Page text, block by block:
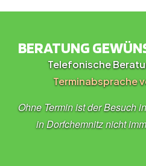
BERATUNG
Telefonische
Terminabsprache
Ohne Termin ist der Besuch
in Dorfchemnitz nicht